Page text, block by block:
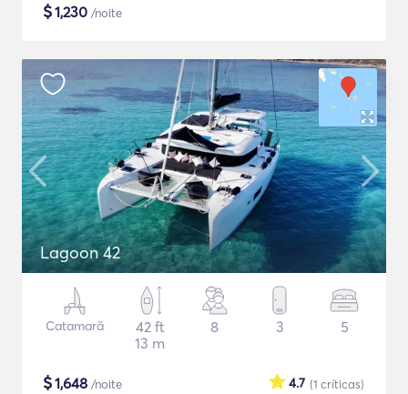
$1,230 /noite
Lagoon 42
Catamarã
42 ft
13 m
8 3 5
$1,648 /noite (1 críticas)
4.7